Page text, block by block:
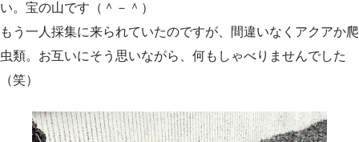
い。宝の山です（＾－＾）
もう一人採集に来られていたのですが、間違いなくアクアか爬
虫類。お互いにそう思いながら、何もしゃべりませんでした
（笑）